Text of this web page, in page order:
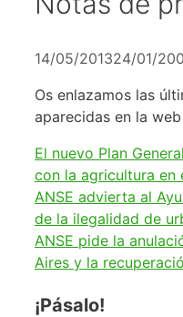
14/05/201324/01/
Os enlazamos las
aparecidas en la web
El nuevo Plan
con la agricultura en
ANSE advierta al
de la ilegalidad de
ANSE pide la
Aires y la
¡Pásalo!